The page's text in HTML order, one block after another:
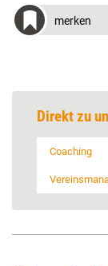
merken
Direkt zu
Coaching